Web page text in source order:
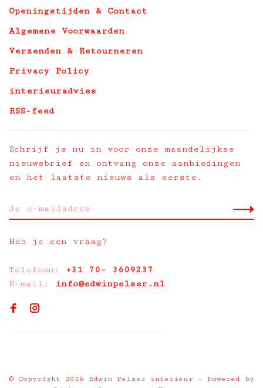
Openingstijden & Contact
Algemene Voorwaarden
Verzenden & Retourneren
Privacy Policy
interieuradvies
RSS-feed
Schrijf je nu in voor onze maandelijkse
nieuwsbrief en ontvang onze aanbiedingen
en het laatste nieuws als eerste.
Heb je een vraag?
Telefoon: +31 70- 3609237
E-mail:
info@edwinpelser.nl
© Copyright 2026 Edwin Pelser interieur
- Powered by